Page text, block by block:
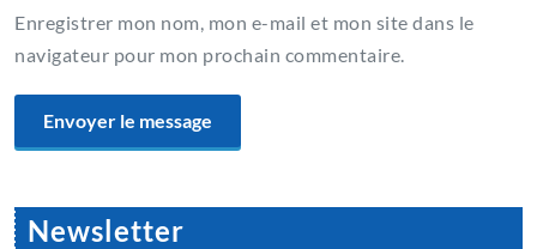
Enregistrer mon nom, mon e-mail et mon site dans le
navigateur pour mon prochain commentaire.
Newsletter